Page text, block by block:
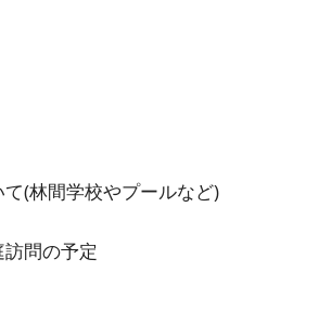
(林間学校やプールなど)
問の予定